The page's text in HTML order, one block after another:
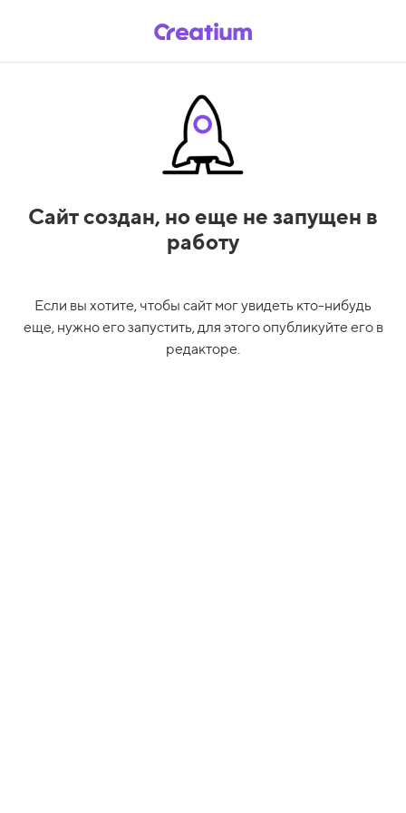
Сайт создан, но еще не запущен в
работу
Если вы хотите, чтобы сайт мог увидеть кто-нибудь
еще, нужно его запустить, для этого опубликуйте его в
редакторе.